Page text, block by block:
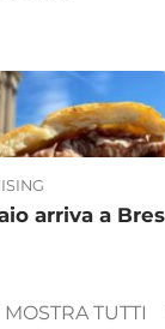
arriva a
MOSTRA TUTTI